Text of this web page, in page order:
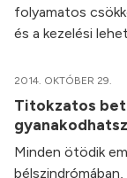
folyamatos
és a kezelési
2014. OKTÓBER 29.
Titokzatos
Minden ötödik